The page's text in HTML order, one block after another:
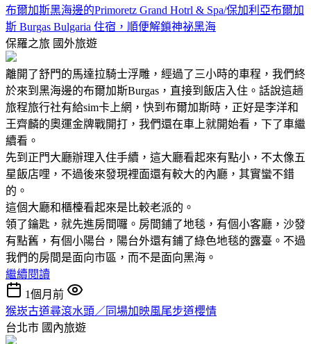
布爾加斯黑海邊的Primoretz Grand Hotrl & Spa/保加利亞布爾加
斯 Burgas Bulgaria 住宿，順便解鎖神祕黑海
保羅之旅 國外旅遊
離開了舒門的馬達拉騎士浮雕，經過了三小時的車程，我們終
於來到黑海邊的布爾加斯Burgas，直接到飯店入住。話說這趟
旅程旅行社有給sim卡上網，快到布爾加斯時，正好是李洋和
王齊麟的奧運金牌戰開打，我們還在車上就開始看，下了車繼
續看。
先到正門大廳辦理入住手續，這大廳看起來有點小，不太像五
星飯店哩，不過後來發現裡面還有較大的內廳，其實蠻不錯
的。
這個大廳和櫃檯看起來是比較老派的。
領了鑰匙，就先進房間囉。房間鋪了地毯，有個小客廳，沙發
有點舊，有個小陽台，陽台外還有鋪了綠色地毯的露臺。不過
我們的房間是面向市區，而不是面向黑海。
繼續閱讀
1個月前
猴崁古道尋滾水頭／同場加映風尾步道櫻情
台北市 國內旅遊